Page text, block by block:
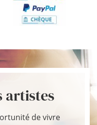
artistes
de vivre